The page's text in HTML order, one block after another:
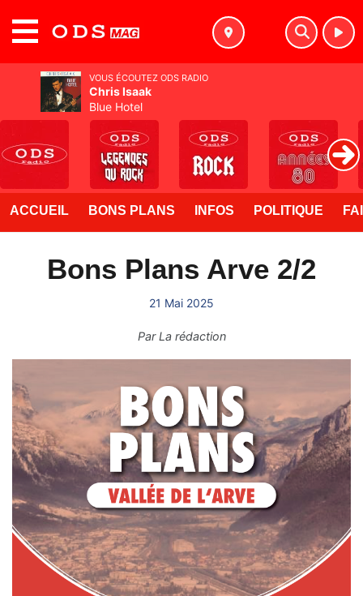
ACCUEIL BONS PLANS INFOS POLITIQUE
Bons Plans Arve 2/2
21 Mai 2025
ParLa rédaction
VOUS ÉCOUTEZ ODS RADIO
Chris Isaak
Blue Hotel